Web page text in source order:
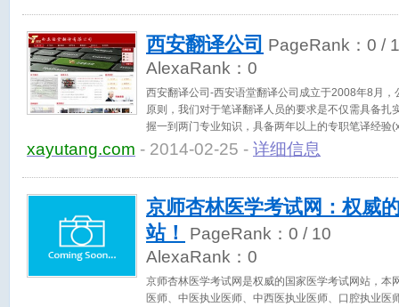
西安翻译公司 PageRank： 0 /
AlexaRank： 0
西安翻译公司-西安语堂翻译公司成立于2008年8月，
原则，我们对于笔译翻译人员的要求是不仅需具备扎
握一到两门专业知识，具备两年以上的专职笔译经验
xayutang.com - 2014-02-25 - 详细信息
京师杏林医学考试网：权威
站！
PageRank： 0 / 10
AlexaRank： 0
京师杏林医学考试网是权威的国家医学考试网站，本
医师、中医执业医师、中西医执业医师、口腔执业医